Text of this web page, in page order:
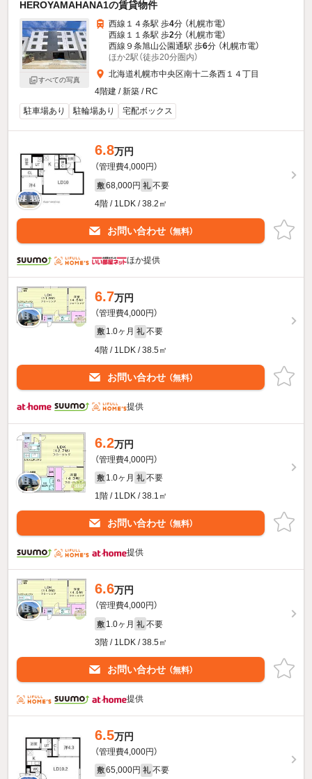
HEROYAMAHANA1の賃貸物件
すべての写真
西線１４条駅 歩4分 （札幌市電）
西線１１条駅 歩2分 （札幌市電）
西線９条旭山公園通駅 歩6分 （札幌市電）
ほか2駅（徒歩20分圏内）
北海道札幌市中央区南十二条西１４丁目
4階建 / 新築 / RC
駐車場あり
駐輪場あり 宅配ボックス
6.8万円
（管理費4,000円）
敷 68,000円 礼 不要
4階 / 1LDK / 38.2㎡
お問い合わせ （無料）
ほか提供
6.7万円
（管理費4,000円）
敷 1.0ヶ月 礼 不要
4階 / 1LDK / 38.5㎡
お問い合わせ （無料）
提供
6.2万円
（管理費4,000円）
敷 1.0ヶ月 礼 不要
1階 / 1LDK / 38.1㎡
お問い合わせ （無料）
提供
6.6万円
（管理費4,000円）
敷 1.0ヶ月 礼 不要
3階 / 1LDK / 38.5㎡
お問い合わせ （無料）
提供
6.5万円
（管理費4,000円）
敷 65,000円 礼 不要